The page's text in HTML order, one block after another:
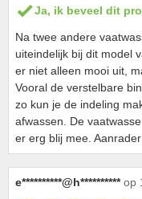
Ja, ik beveel dit
Na twee andere
uiteindelijk bij dit model
er niet alleen mooi uit,
Vooral de verstelbare
zo kun je de indeling
afwassen. De
er erg blij mee.
e**********@h********** op